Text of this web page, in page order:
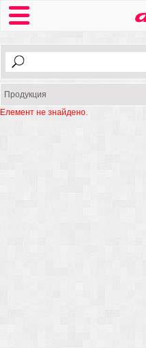
Продукция
Елемент не знайдено.